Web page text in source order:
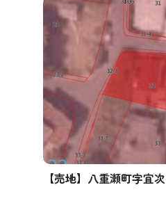
【売地】八重瀬町字宜次